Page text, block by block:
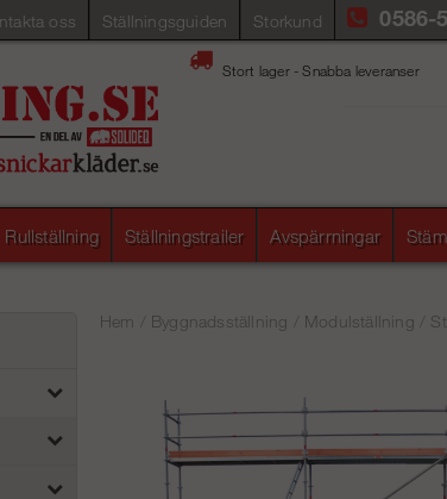
oss Ställningsguiden Storkund 0586-
Stort lager - Snabba leveranser
Rullställning Ställningstrailer Avspärrningar
Hem Byggnadsställning Modulställning